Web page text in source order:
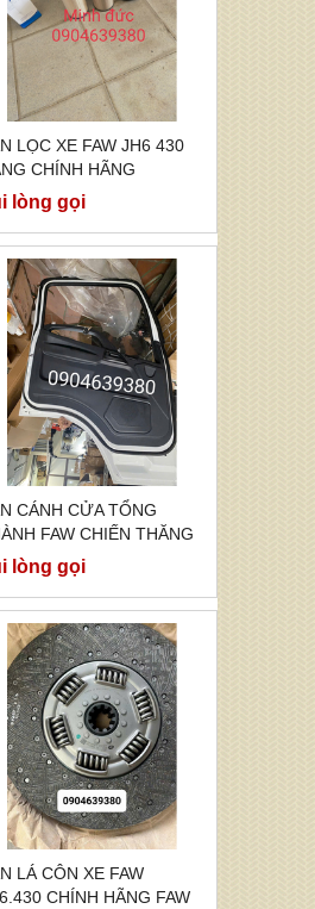
LỌC XE FAW JH6 430
CHÍNH HÃNG
lòng gọi
CÁNH CỬA TỔNG
FAW CHIẾN THĂNG
7
lòng gọi
LÁ CÔN XE FAW
CHÍNH HÃNG FAW